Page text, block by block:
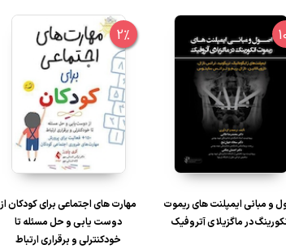
و مبانی ایمپلنت های ریموت
در ماگزیلا ی آتروفیک
2%
مهارت های اجتماعی برای کودکان از
دوست یابی و حل مسئله تا
خودکنترلی و برقراری ارتباط